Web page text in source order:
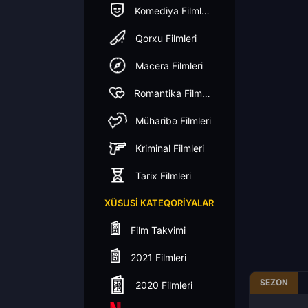
Komediya Filmleri
Qorxu Filmleri
Macera Filmleri
Romantika Filmleri
Müharibə Filmleri
Kriminal Filmleri
Tarix Filmleri
XÜSUSI KATEQORIYALAR
Film Takvimi
2021 Filmleri
2020 Filmleri SEZON